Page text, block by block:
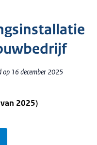
op 16 december 2025
2025)